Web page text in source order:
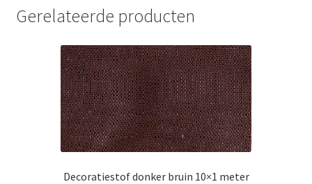
aantal
Gerelateerde producten
Decoratiestof donker bruin 10×1 meter